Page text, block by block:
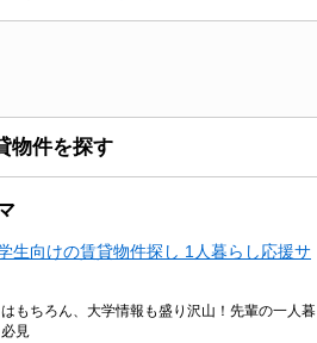
物件を探す
生向けの賃貸物件探し 1人暮らし応援サ
もちろん、大学情報も盛り沢山！先輩の一人暮
見